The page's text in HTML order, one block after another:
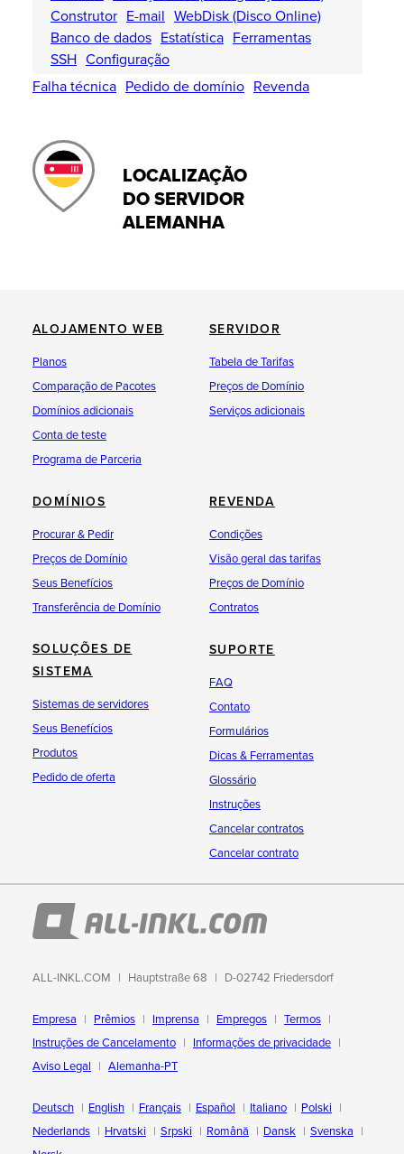
Construtor E-mail WebDisk (Disco Online)
Banco de dados Estatística Ferramentas
SSH Configuração
Falha técnica Pedido de domínio Revenda
LOCALIZAÇÃO
DO SERVIDOR
ALEMANHA
ALOJAMENTO WEB
Planos
Comparação de Pacotes
Domínios adicionais
Conta de teste
Programa de Parceria
SERVIDOR
Tabela de Tarifas
Preços de Domínio
Serviços adicionais
DOMÍNIOS
Procurar & Pedir
Preços de Domínio
Seus Benefícios
Transferência de Domínio
REVENDA
Condições
Visão geral das tarifas
Preços de Domínio
Contratos
SOLUÇÕES DE
SISTEMA
Sistemas de servidores
Seus Benefícios
Produtos
Pedido de oferta
SUPORTE
FAQ
Contato
Formulários
Dicas & Ferramentas
Glossário
Instruções
Cancelar contratos
Cancelar contrato
ALL-INKL.COM Hauptstraße 68 D-02742 Friedersdorf
Empresa Prêmios Imprensa Empregos
Termos
Instruções de Cancelamento
Informações de privacidade
Aviso Legal
Alemanha-PT
Deutsch English Français Español Italiano
Polski
Nederlands
Hrvatski Srpski Română Dansk
Svenska